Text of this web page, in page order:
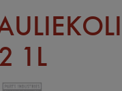
1L